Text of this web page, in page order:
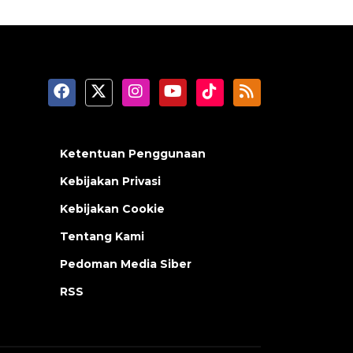
Ketentuan Penggunaan
Kebijakan Privasi
Kebijakan Cookie
Tentang Kami
Pedoman Media Siber
RSS